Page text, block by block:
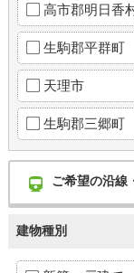
高市郡明日香
生駒郡平群町
天理市
生駒郡三郷町
ご希望の沿線
建物種別